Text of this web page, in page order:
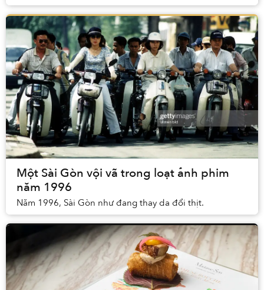
Một Sài Gòn vội vã trong loạt ảnh phim
năm 1996
Năm 1996, Sài Gòn như đang thay da đổi thịt.